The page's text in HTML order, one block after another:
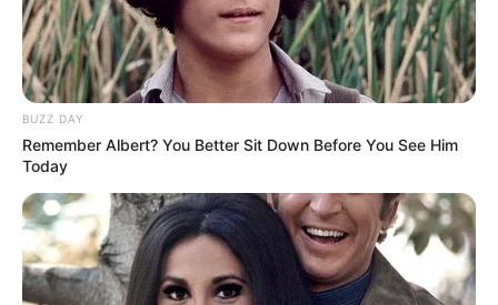
BUZZ DAY
Remember Albert? You Better Sit Down Before You See Him
Today